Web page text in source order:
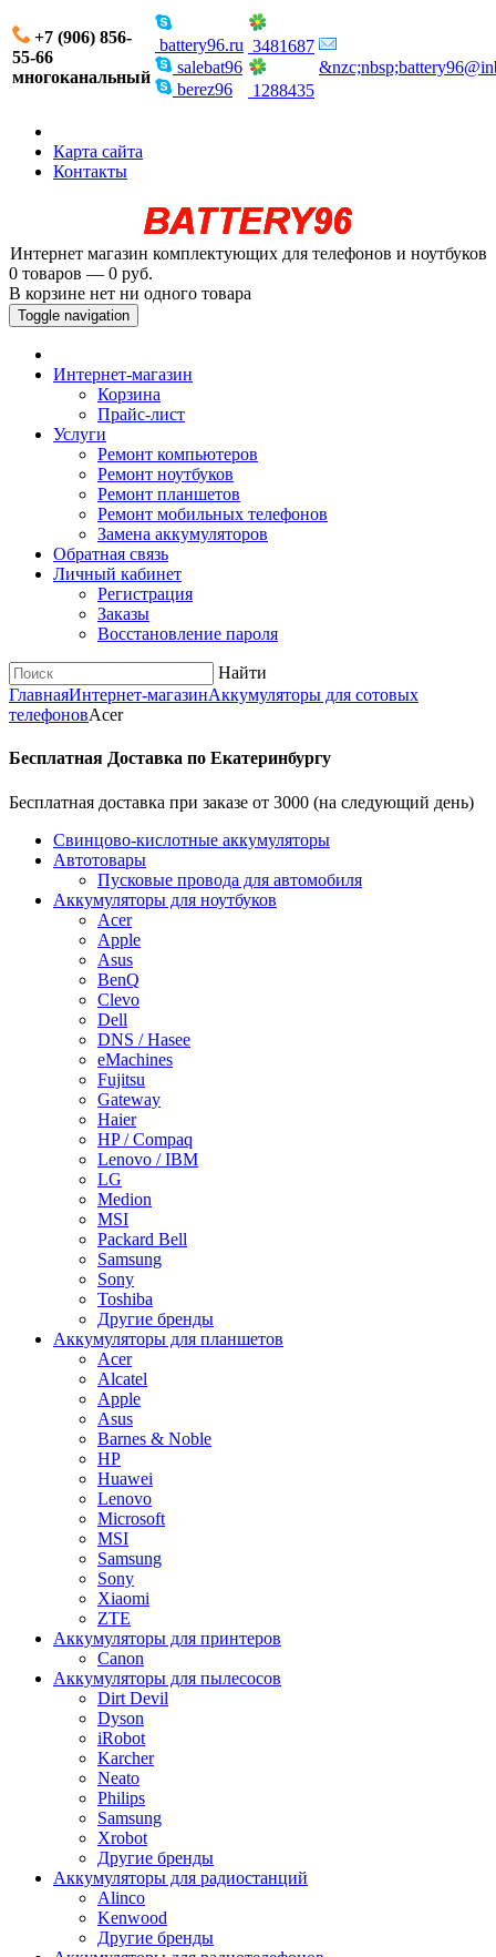
+7 (906) 856-
55-66
многоканальный
battery96.ru
salebat96
berez96
3481687
1288435
Карта сайта
Контакты
Интернет магазин комплектующих для телефонов и ноутбуков
0 товаров — 0 руб.
В корзине нет ни одного товара
Toggle navigation
Интернет-магазин
Корзина
Прайс-лист
Услуги
Ремонт компьютеров
Ремонт ноутбуков
Ремонт планшетов
Ремонт мобильных телефонов
Замена аккумуляторов
Обратная связь
Личный кабинет
Регистрация
Заказы
Восстановление пароля
Найти
ГлавнаяИнтернет-магазинАккумуляторы для сотовых
телефоновAcer
Бесплатная Доставка по Екатеринбургу
Бесплатная доставка при заказе от 3000 (на следующий день)
Cвинцово-кислотные аккумуляторы
Автотовары
Пусковые провода для автомобиля
Аккумуляторы для ноутбуков
Acer
Apple
Asus
BenQ
Clevo
Dell
DNS / Hasee
eMachines
Fujitsu
Gateway
Haier
HP / Compaq
Lenovo / IBM
LG
Medion
MSI
Packard Bell
Samsung
Sony
Toshiba
Другие бренды
Аккумуляторы для планшетов
Acer
Alcatel
Apple
Asus
Barnes & Noble
HP
Huawei
Lenovo
Microsoft
MSI
Samsung
Sony
Xiaomi
ZTE
Аккумуляторы для принтеров
Canon
Аккумуляторы для пылесосов
Dirt Devil
Dyson
iRobot
Karcher
Neato
Philips
Samsung
Xrobot
Другие бренды
Аккумуляторы для радиостанций
Alinco
Kenwood
Другие бренды